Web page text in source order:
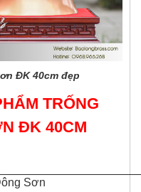
ĐK 40cm đẹp
TRỐNG
ĐK 40CM
Sơn